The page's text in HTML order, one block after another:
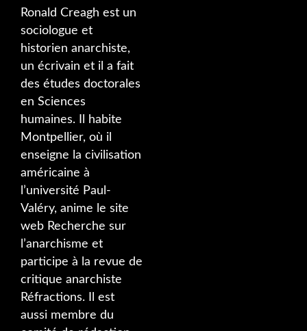
Ronald Creagh est un
sociologue et
historien anarchiste,
un écrivain et il a fait
des études doctorales
en Sciences
humaines. Il habite
Montpellier, où il
enseigne la civilisation
américaine à
l’université Paul-
Valéry, anime le site
web Recherche sur
l’anarchisme et
participe à la revue de
critique anarchiste
Réfractions. Il est
aussi membre du